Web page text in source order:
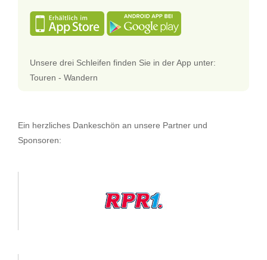
Unsere drei Schleifen finden Sie in der App unter:
Touren - Wandern
Ein herzliches Dankeschön an unsere Partner und
Sponsoren: